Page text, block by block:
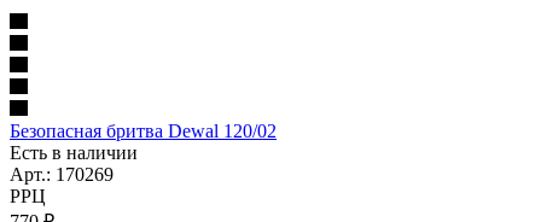
Безопасная бритва Dewal 120/02
Есть в наличии
Арт.: 170269
РРЦ